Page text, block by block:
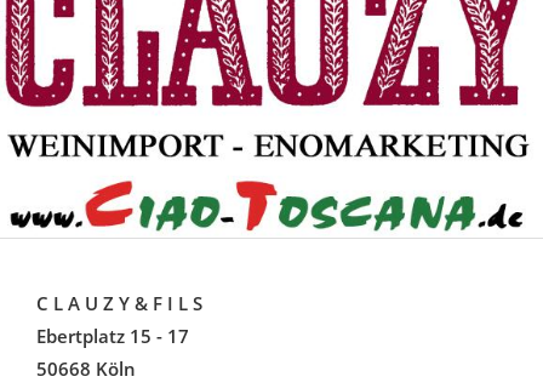
C L A U Z Y & F I L S
Ebertplatz 15 - 17
50668 Köln